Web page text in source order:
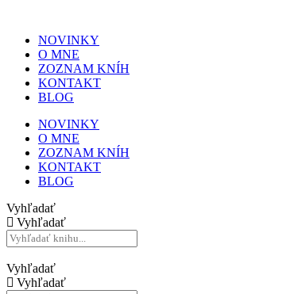
NOVINKY
O MNE
ZOZNAM KNÍH
KONTAKT
BLOG
NOVINKY
O MNE
ZOZNAM KNÍH
KONTAKT
BLOG
Vyhľadať
Vyhľadať
Vyhľadať
Vyhľadať